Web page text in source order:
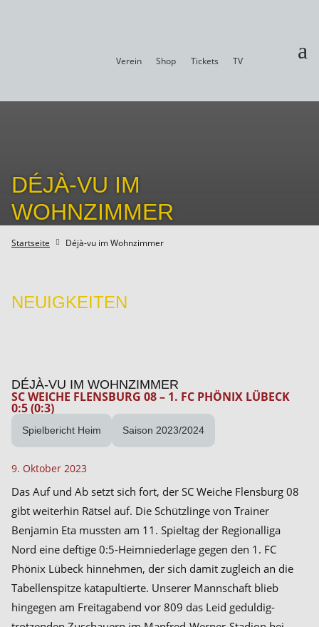
Verein Shop Tickets TV a
DÉJÀ-VU IM
WOHNZIMMER
Startseite  Déjà-vu im Wohnzimmer
NEUIGKEITEN
DÉJÀ-VU IM WOHNZIMMER
SC WEICHE FLENSBURG 08 – 1. FC PHÖNIX LÜBECK
0:5 (0:3)
Spielbericht Heim Saison 2023/2024
9. Oktober 2023
Das Auf und Ab setzt sich fort, der SC Weiche Flensburg 08
gibt weiterhin Rätsel auf. Die Schützlinge von Trainer
Benjamin Eta mussten am 11. Spieltag der Regionalliga
Nord eine deftige 0:5-Heimniederlage gegen den 1. FC
Phönix Lübeck hinnehmen, der sich damit zugleich an die
Tabellenspitze katapultierte. Unserer Mannschaft blieb
hingegen am Freitagabend vor 809 das Leid geduldig-